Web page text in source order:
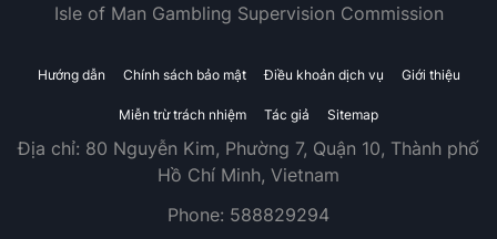
Isle of Man Gambling Supervision Commission
Hướng dẫn Chính sách bảo mật Điều khoản dịch vụ Giới thiệu
Miễn trừ trách nhiệm Tác giả Sitemap
Địa chỉ: 80 Nguyễn Kim, Phường 7, Quận 10, Thành phố
Hồ Chí Minh, Vietnam
Phone: 588829294